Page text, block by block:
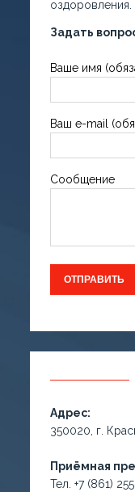
оздоровления.
Задать
Ваше имя
Ваш e-mail
Сообщение
Адрес:
350020, г.
Приёмная
Тел. +7 (861)